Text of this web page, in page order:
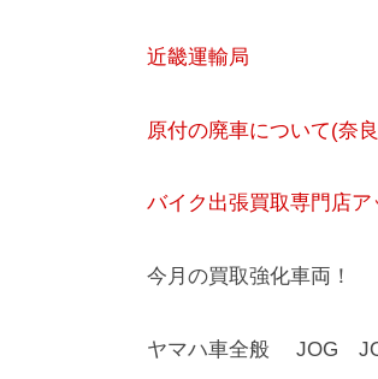
近畿運輸局
原付の廃車について(奈
バイク出張買取専門店ア
今月の買取強化車両！
ヤマハ車全般 JOG